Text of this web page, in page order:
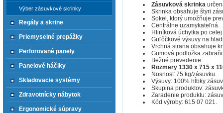
Zásuvková skrinka
Skrinka obsahuje štyri
Sokel, ktorý umožňuje
Centrálne uzamykateľná.
Hliníková úchytka po
Guľôčkové výsuvy na
Vrchná strana obsahuje
Gumová podložka
Bežné prevedenie.
Rozmery 1330 x 715 x
Nosnosť 75 kg/zásuvku.
Výsuvy: 100% hĺbky
Skupina produktov:
Zaradenie produktu:
Kód výroby: 615 07 021.
Výber zásuvkové skrinky
Regály a skrine
Priemyselné prepážky
Perforované panely
Panelové háčiky
Skladovacie systémy
Zdravotnícky nábytok
Ergonomické súpravy